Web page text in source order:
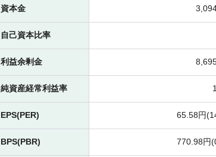
資本金
自己資本比率
利益余剰金
純資産経常利益率
EPS(PER) 65.58円(
BPS(PBR) 770.98円(